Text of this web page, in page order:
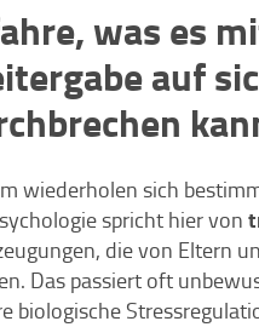
was es
auf
wiederholen sich
spricht hier von
die von Eltern
Das passiert oft
biologische